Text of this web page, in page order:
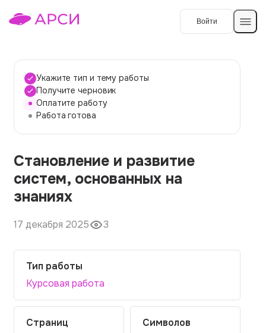
Войти
Темы работ
О сервисе
О компании
Наши гарантии
Вопросы и ответы
Контакты
Укажите тип и тему работы
Получите черновик
Оплатите работу
Работа готова
Становление и развитие
систем, основанных на
знаниях
17 декабря 2025 3
Тип работы
Курсовая работа
Страниц
Символов